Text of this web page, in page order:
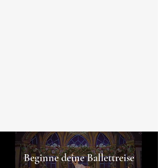
Beginne deine Ballettreise